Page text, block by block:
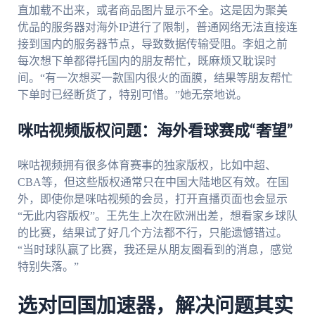
直加载不出来，或者商品图片显示不全。这是因为聚美
优品的服务器对海外IP进行了限制，普通网络无法直接连
接到国内的服务器节点，导致数据传输受阻。李姐之前
每次想下单都得托国内的朋友帮忙，既麻烦又耽误时
间。“有一次想买一款国内很火的面膜，结果等朋友帮忙
下单时已经断货了，特别可惜。”她无奈地说。
咪咕视频版权问题：海外看球赛成“奢望”
咪咕视频拥有很多体育赛事的独家版权，比如中超、
CBA等，但这些版权通常只在中国大陆地区有效。在国
外，即使你是咪咕视频的会员，打开直播页面也会显示
“无此内容版权”。王先生上次在欧洲出差，想看家乡球队
的比赛，结果试了好几个方法都不行，只能遗憾错过。
“当时球队赢了比赛，我还是从朋友圈看到的消息，感觉
特别失落。”
选对回国加速器，解决问题其实